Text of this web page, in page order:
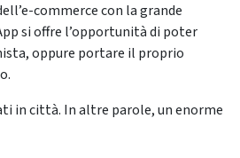
commerce con la grande
si offre l’opportunità di poter
oppure portare il proprio
in città. In altre parole, un enorme